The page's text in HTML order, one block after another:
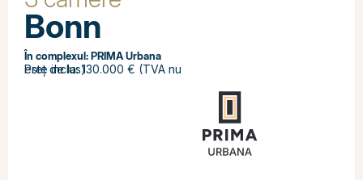
Bonn
În complexul:PRIMA Urbana
Preț de la: 130.000 € (TVA nu este inclus)